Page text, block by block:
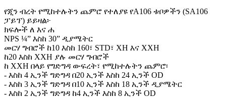
የጂን ብረት የሚከተሉትን ጨምሮ የተለያዩ የA106 ቱቦዎችን (SA106
ፓይፕ) ይይዛል፦
ክፍሎች ለ እና ሐ
NPS ¼” እስከ 30” ዲያሜትር
መርሃ ግብሮች ከ10 እስከ 160፣ STD፣ XH እና XXH
ከ20 እስከ XXH ያሉ መርሃ ግብሮች
ከ XXH በላይ የግድግዳ ውፍረት፣ የሚከተሉትን ጨምሮ፡
- እስከ 4 ኢንች ግድግዳ በ20 ኢንች እስከ 24 ኢንች OD
- እስከ 3 ኢንች ግድግዳ በ10 ኢንች እስከ 18 ኢንች ዲያሜትር
- እስከ 2 ኢንች ግድግዳ ከ4 ኢንች እስከ 8 ኢንች OD